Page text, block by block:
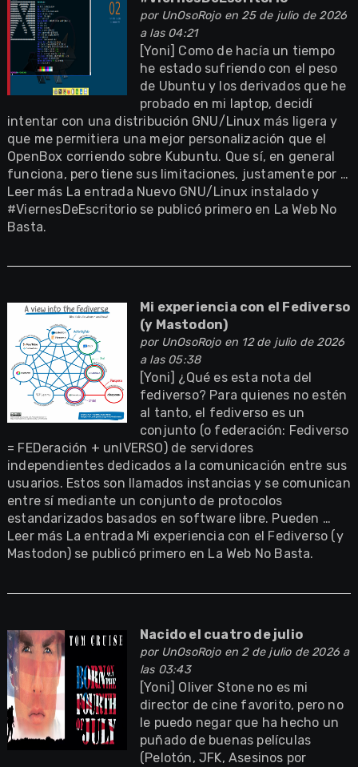
por UnOsoRojoen 25 de julio de 2026
a las 04:21
[Yoni] Como de hacía un tiempo
he estado sufriendo con el peso
de Ubuntu y los derivados que he
probado en mi laptop, decidí
intentar con una distribución GNU/Linux más ligera y
que me permitiera una mejor personalización que el
OpenBox corriendo sobre Kubuntu. Que sí, en general
funciona, pero tiene sus limitaciones, justamente por …
Leer más La entrada Nuevo GNU/Linux instalado y
#ViernesDeEscritorio se publicó primero en La Web No
Basta.
Mi experiencia con el Fediverso
(y Mastodon)
por UnOsoRojoen 12 de julio de 2026
a las 05:38
[Yoni] ¿Qué es esta nota del
fediverso? Para quienes no estén
al tanto, el fediverso es un
conjunto (o federación: Fediverso
= FEDeración + unIVERSO) de servidores
independientes dedicados a la comunicación entre sus
usuarios. Estos son llamados instancias y se comunican
entre sí mediante un conjunto de protocolos
estandarizados basados en software libre. Pueden …
Leer más La entrada Mi experiencia con el Fediverso (y
Mastodon) se publicó primero en La Web No Basta.
Nacido el cuatro de julio
por UnOsoRojoen 2 de julio de 2026 a
las 03:43
[Yoni] Oliver Stone no es mi
director de cine favorito, pero no
le puedo negar que ha hecho un
puñado de buenas películas
(Pelotón, JFK, Asesinos por